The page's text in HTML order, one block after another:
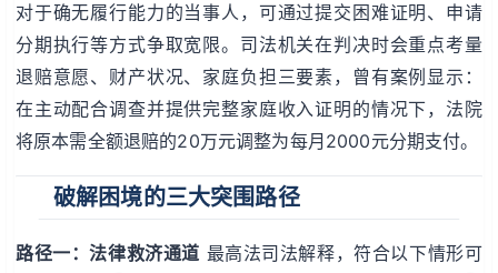
对于确无履行能力的当事人，可通过提交困难证明、申请
分期执行等方式争取宽限。司法机关在判决时会重点考量
退赔意愿、财产状况、家庭负担三要素，曾有案例显示：
在主动配合调查并提供完整家庭收入证明的情况下，法院
将原本需全额退赔的20万元调整为每月2000元分期支付。
破解困境的三大突围路径
路径一：法律救济通道 最高法司法解释，符合以下情形可